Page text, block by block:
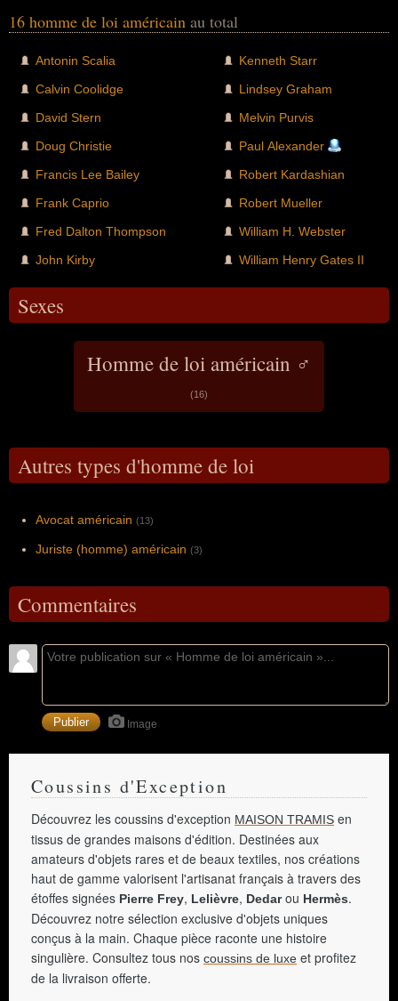
16 homme de loi américain au total
Antonin Scalia
Calvin Coolidge
David Stern
Doug Christie
Francis Lee Bailey
Frank Caprio
Fred Dalton Thompson
John Kirby
Kenneth Starr
Lindsey Graham
Melvin Purvis
Paul Alexander
Robert Kardashian
Robert Mueller
William H. Webster
William Henry Gates II
Sexes
Homme de loi américain ♂
(16)
Autres types d'homme de loi
Avocat américain (13)
Juriste (homme) américain (3)
Commentaires
Image
Coussins d'Exception
Découvrez les coussins d'exception MAISON TRAMIS en
tissus de grandes maisons d'édition. Destinées aux
amateurs d'objets rares et de beaux textiles, nos créations
haut de gamme valorisent l'artisanat français à travers des
étoffes signées Pierre Frey, Lelièvre, Dedarou Hermès.
Découvrez notre sélection exclusive d'objets uniques
conçus à la main. Chaque pièce raconte une histoire
singulière. Consultez tous nos coussins de luxe et profitez
de la livraison offerte.